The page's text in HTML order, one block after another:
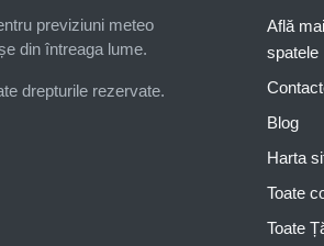
previziuni meteo
din întreaga lume.
drepturile rezervate.
Află
spatele
Blog
Harta
Toate
Toate